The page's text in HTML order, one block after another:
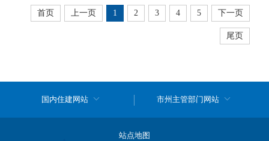
首页 上一页 1 2 3 4 5 下一页
尾页
国内住建网站 市州主管部门网站
站点地图